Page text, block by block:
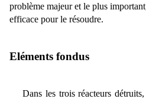
problème majeur et le plus
efficace pour le résoudre.
Eléments fondus
Dans les trois réacteurs détruits,